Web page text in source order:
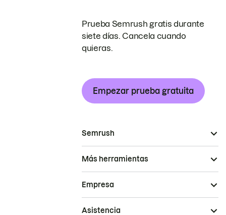
Prueba Semrush gratis durante
siete días. Cancela cuando
quieras.
Empezar prueba gratuita
Semrush
Más herramientas
Empresa
Asistencia